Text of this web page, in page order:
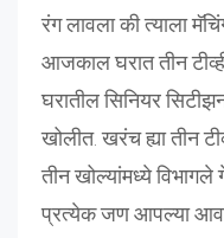
रंग लावला की त्याला
आजकाल घरात तीन
घरातील सिनियर
खोलीत. खरंच ह्या तीन
तीन खोल्यांमध्ये
प्रत्येक जण आपल्या